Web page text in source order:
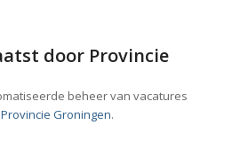
door Provincie
beheer van vacatures
Provincie Groningen.